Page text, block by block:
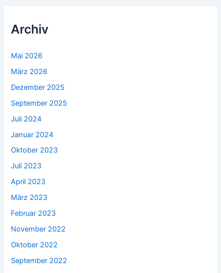
Archiv
Mai 2026
März 2026
Dezember 2025
September 2025
Juli 2024
Januar 2024
Oktober 2023
Juli 2023
April 2023
März 2023
Februar 2023
November 2022
Oktober 2022
September 2022